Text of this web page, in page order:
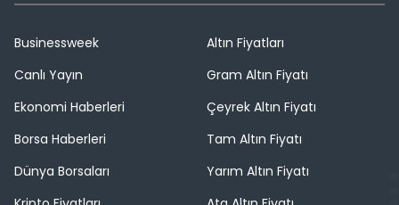
Businessweek
Canlı Yayın
Ekonomi Haberleri
Borsa Haberleri
Dünya Borsaları
Altın Fiyatları
Gram Altın Fiyatı
Çeyrek Altın Fiyatı
Tam Altın Fiyatı
Yarım Altın Fiyatı